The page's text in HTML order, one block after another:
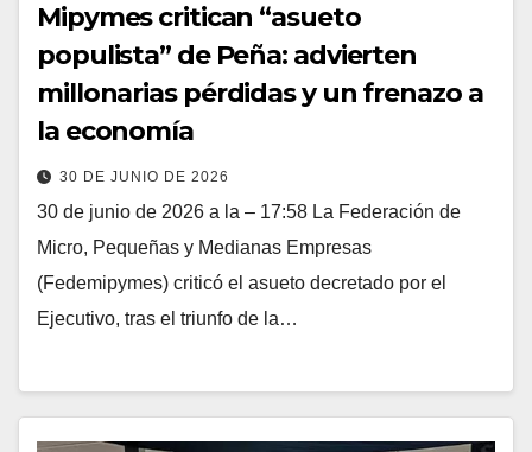
Mipymes critican “asueto
populista” de Peña: advierten
millonarias pérdidas y un frenazo a
la economía
30 DE JUNIO DE 2026
30 de junio de 2026 a la – 17:58 La Federación de
Micro, Pequeñas y Medianas Empresas
(Fedemipymes) criticó el asueto decretado por el
Ejecutivo, tras el triunfo de la…